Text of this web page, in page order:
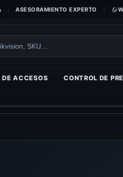
ASESORAMIENTO EXPERTO
DE ACCESOS CONTROL DE